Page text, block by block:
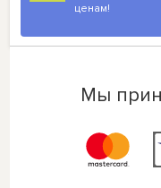
ценам!
Мы